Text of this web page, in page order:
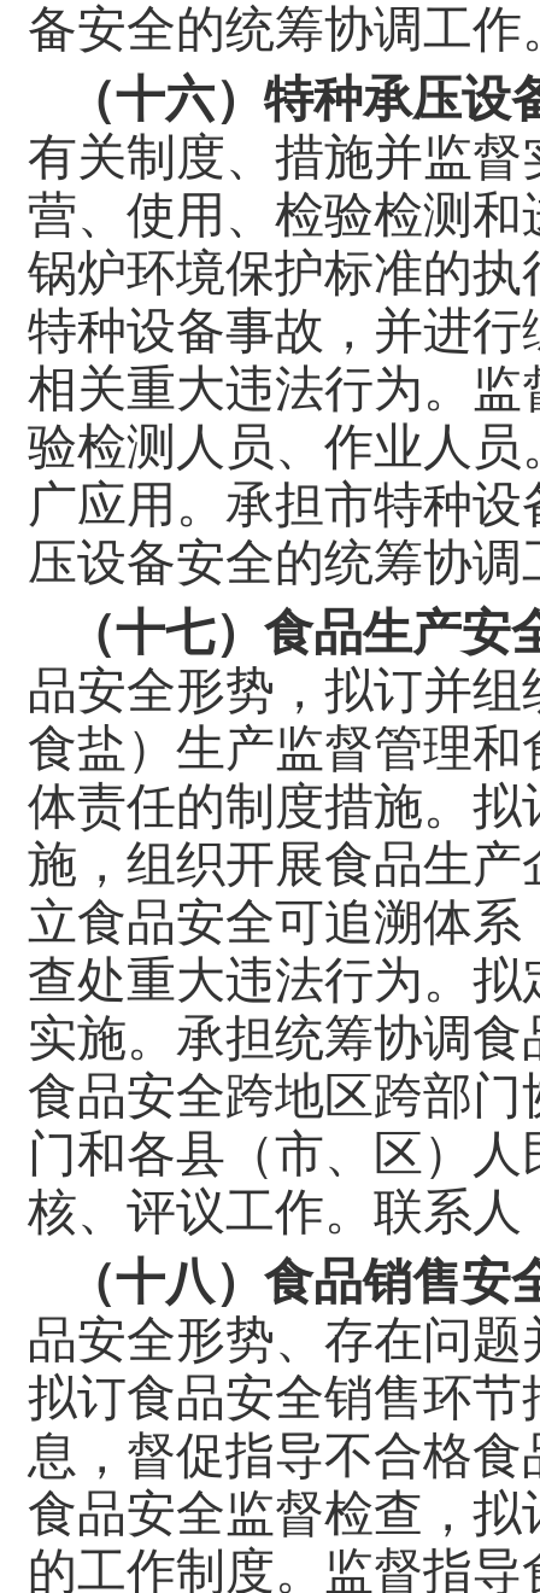
备安全的统筹协调工作
（十六）特种承压
有关制度、措施并监
营、使用、检验检测
锅炉环境保护标准的
特种设备事故，并进
相关重大违法行为。
验检测人员、作业人
广应用。承担市特种
压设备安全的统筹协调
（十七）食品生产
品安全形势，拟订并
食盐）生产监督管理
体责任的制度措施。
施，组织开展食品生
立食品安全可追溯体
查处重大违法行为。 拟
实施。承担统筹协调
食品安全跨地区跨部
门和各县（市、区）
核、评议工作。 联系人
（十八）食品销售
品安全形势、存在问
拟订食品安全销售环
息，督促指导不合格
食品安全监督检查，
的工作制度。监督指